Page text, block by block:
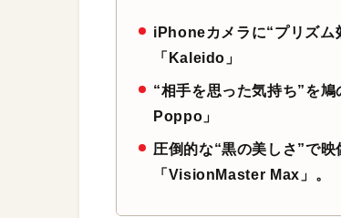
iPhoneカメラに“プリズム
「Kaleido」
“相手を思った気持ち”を
Poppo」
圧倒的な“黒の美しさ”で
「VisionMaster Max」。